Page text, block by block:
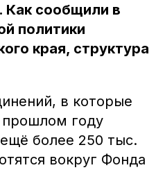
Как сообщили в
политики
края, структура
в которые
прошлом году
более 250 тыс.
вокруг Фонда